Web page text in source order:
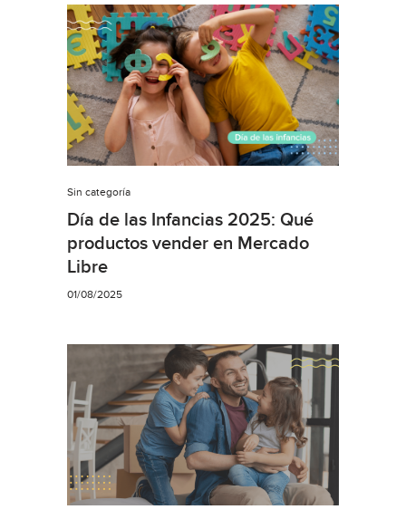
Sin categoría
Día de las Infancias 2025: Qué
productos vender en Mercado
Libre
01/08/2025